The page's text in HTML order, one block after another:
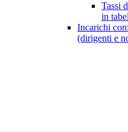
Tassi
in
Incarichi
(dirigenti e